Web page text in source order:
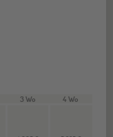
3 Wo 4 Wo